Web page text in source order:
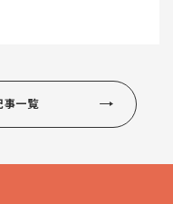
事一覧